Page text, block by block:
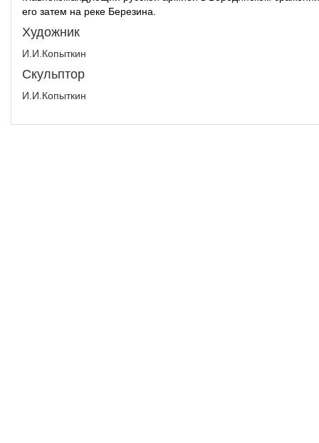
его затем на реке Березина.
Художник
И.И.Копыткин
Скульптор
И.И.Копыткин